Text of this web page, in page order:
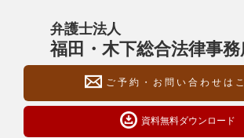
弁護士法人
福田・木下総合法律事務
ご予約・お問い合わせは
資料無料ダウンロード